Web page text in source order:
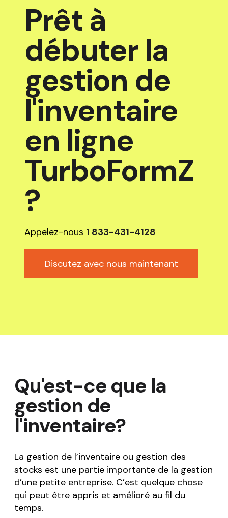
Prêt à
débuter la
gestion de
l'inventaire
en ligne
TurboFormZ
?
Appelez-nous 1 833-431-4128
Discutez avec nous maintenant
Qu'est-ce que la
gestion de
l'inventaire?
La gestion de l’inventaire ou gestion des
stocks est une partie importante de la gestion
d’une petite entreprise. C’est quelque chose
qui peut être appris et amélioré au fil du
temps.